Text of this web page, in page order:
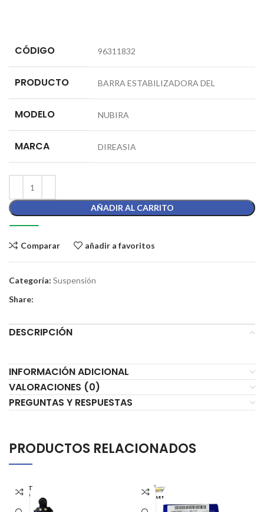
CÓDIGO 96311832
PRODUCTO BARRA ESTABILIZADORA DEL
MODELO NUBIRA
MARCA DIREASIA
AÑADIR AL CARRITO
Comparar añadir a favoritos
Categoría: Suspensión
Share:
DESCRIPCIÓN
INFORMACIÓN ADICIONAL
VALORACIONES (0)
PREGUNTAS Y RESPUESTAS
PRODUCTOS RELACIONADOS
AGOT
ADO